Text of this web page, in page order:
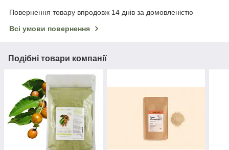
Повернення товару впродовж 14 днів за домовленістю
Всі умови повернення
Подібні товари компанії